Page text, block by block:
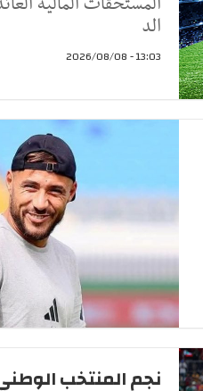
الد
13:03 - 2026/08/08
نجم المنتخب